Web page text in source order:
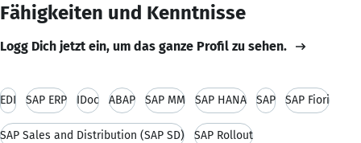
Fähigkeiten und Kenntnisse
Logg Dich jetzt ein, um das ganze Profil zu sehen.
EDI SAP ERP IDoc ABAP SAP MM SAP HANA SAP SAP Fiori
SAP Sales and Distribution (SAP SD) SAP Rollout